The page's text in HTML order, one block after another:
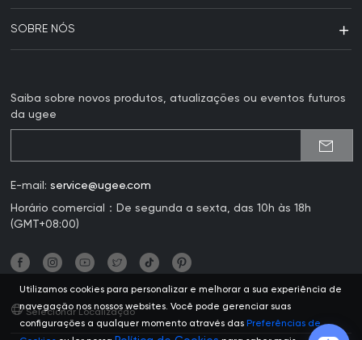
SOBRE NÓS
Saiba sobre novos produtos, atualizações ou eventos futuros
da ugee
E-mail:service@ugee.com
Horário comercial：De segunda a sexta, das 10h às 18h
(GMT+08:00)
Selecionar Localização
Utilizamos cookies para personalizar e melhorar a sua experiência de
navegação nos nossos websites. Você pode gerenciar suas
configurações a qualquer momento através das Preferências de